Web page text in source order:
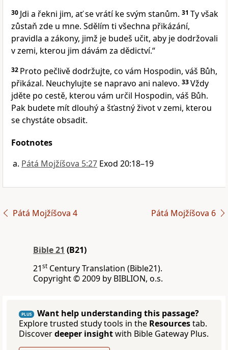
30 Jdi a řekni jim, ať se vrátí ke svým stanům. 31 Ty však
zůstaň zde u mne. Sdělím ti všechna přikázání,
pravidla a zákony, jimž je budeš učit, aby je dodržovali
v zemi, kterou jim dávám za dědictví.“
32 Proto pečlivě dodržujte, co vám Hospodin, váš Bůh,
přikázal. Neuchylujte se napravo ani nalevo. 33Vždy
jděte po cestě, kterou vám určil Hospodin, váš Bůh.
Pak budete mít dlouhý a šťastný život v zemi, kterou
se chystáte obsadit.
Footnotes
Pátá Mojžíšova 5:27 Exod 20:18–19
Pátá Mojžíšova 4 Pátá Mojžíšova 6
Bible 21 (B21)
21st Century Translation (Bible21).
Copyright © 2009 by BIBLION, o.s.
PLUS
Want help understanding this passage?
Explore trusted study tools in the Resourcestab.
Discoverdeeper insightwith Bible Gateway Plus.